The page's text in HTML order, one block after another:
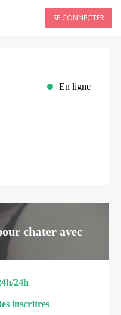
SE CONNECTER
En ligne
chater avec
24h
inscritres